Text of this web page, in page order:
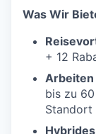
Was Wir
+ 12
Arbeiten
bis zu
Standort